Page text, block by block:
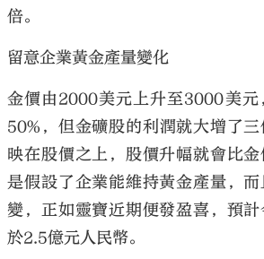
倍。
留意企業黃金產量變化
金價由2000美元上升至3000美元
50%，但金礦股的利潤就大增了
映在股價之上，股價升幅就會比
是假設了企業能維持黃金產量，
變，正如靈寶近期便發盈喜，預
於2.5億元人民幣。